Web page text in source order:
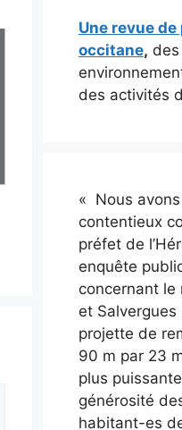
Une revue
occitane,
des activités
« Nous
contentieux
préfet de
enquête
concernant le
et
projette de
90 m par 23
plus
générosité
habitant-es